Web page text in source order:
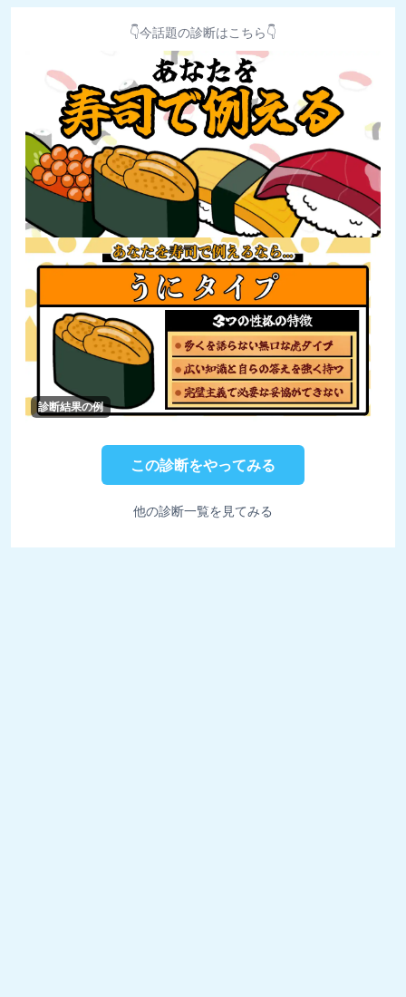
👇今話題の診断はこちら👇
診断結果の例
この診断をやってみる
他の診断一覧を見てみる